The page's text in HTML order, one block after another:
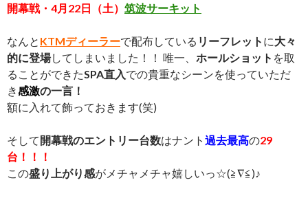
開幕戦・4月22日（土） 筑波サーキット
なんと KTMディーラーで配布している リーフレット に大々
的に登場してしまいました！！ 唯一、 ホールショット を取
ることができたSPA直入 での貴重なシーンを使っていただ
き感激の一言！
額に入れて飾っておきます(笑)
そして開幕戦のエントリー台数はナント 過去最高の29
台！！！
この盛り上がり感がメチャメチャ嬉しいっ☆(≧∇≦)♪